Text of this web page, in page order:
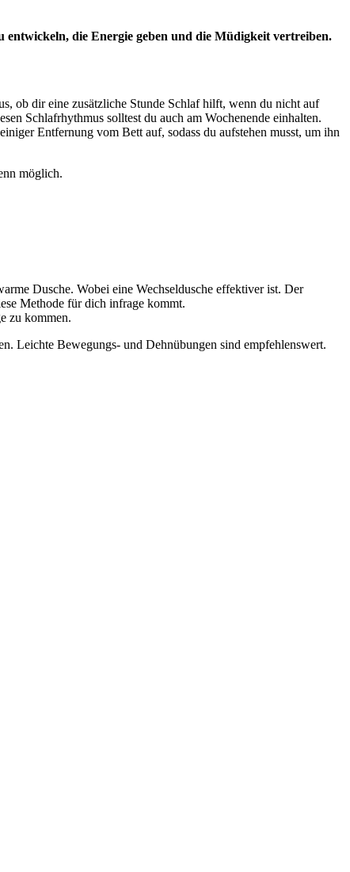
die Energie geben und die Müdigkeit vertreiben.
ob dir eine zusätzliche Stunde Schlaf hilft, wenn du nicht auf
Schlafrhythmus solltest du auch am Wochenende einhalten.
Entfernung vom Bett auf, sodass du aufstehen musst, um ihn
möglich.
Dusche. Wobei eine Wechseldusche effektiver ist. Der
Methode für dich infrage kommt.
zu kommen.
Leichte Bewegungs- und Dehnübungen sind empfehlenswert.